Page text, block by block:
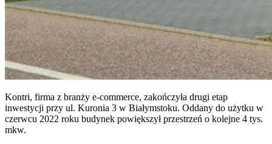
Kontri, firma z branży e-commerce, zakończyła drugi etap
inwestycji przy ul. Kuronia 3 w Białymstoku. Oddany do użytku w
czerwcu 2022 roku budynek powiększył przestrzeń o kolejne 4 tys.
mkw.